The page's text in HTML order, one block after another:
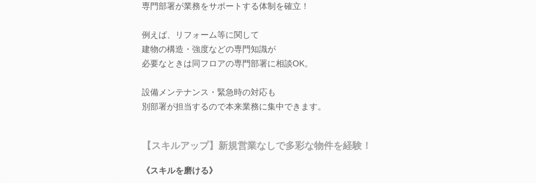
専門部署が業務をサポートする体制を確立！
例えば、リフォーム等に関して
建物の構造・強度などの専門知識が
必要なときは同フロアの専門部署に相談OK。
設備メンテナンス・緊急時の対応も
別部署が担当するので本来業務に集中できます。
【スキルアップ】新規営業なしで多彩な物件を経験！
《スキルを磨ける》